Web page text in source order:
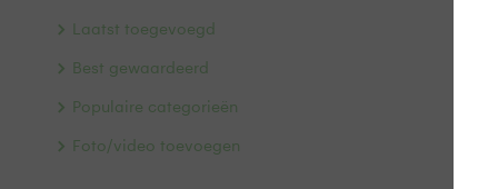
Laatst toegevoegd
Best gewaardeerd
Populaire categorieën
Foto/video toevoegen